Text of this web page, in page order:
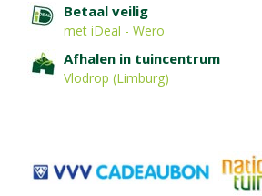
Betaal veilig
met iDeal - Wero
Afhalen in tuincentrum
Vlodrop (Limburg)